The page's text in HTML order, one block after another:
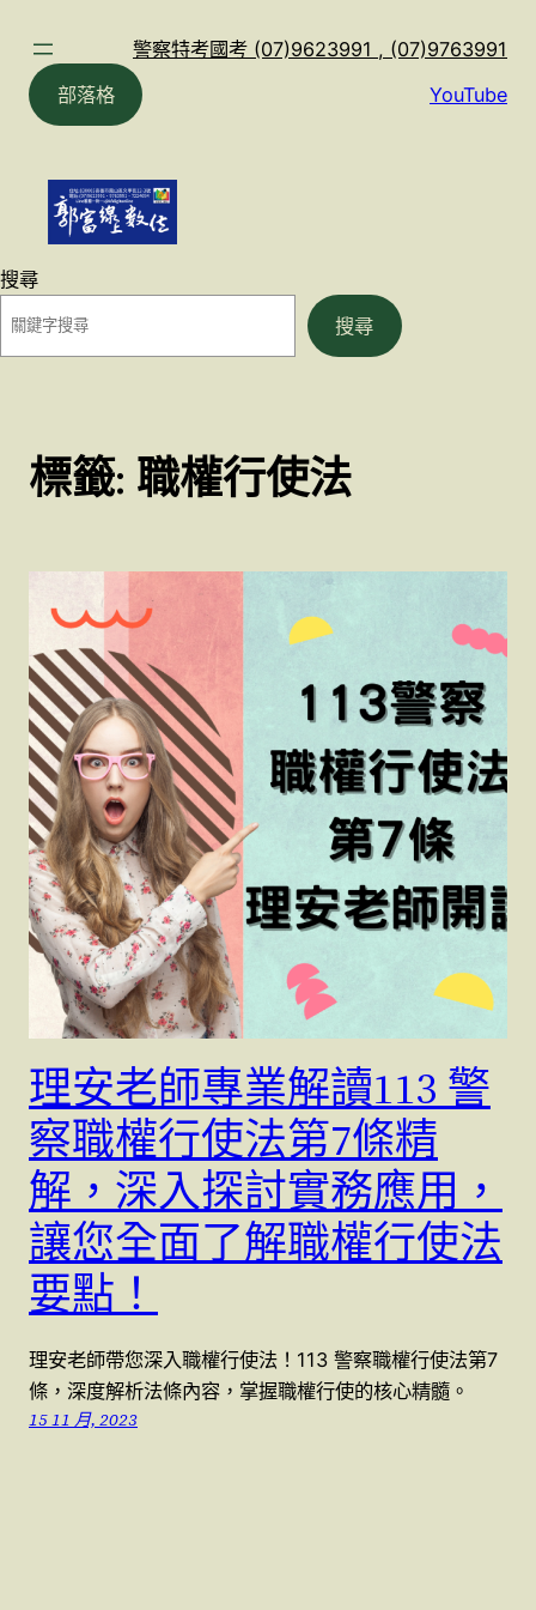
警察特考國考 (07)9623991 , (07)9763991
部落格
YouTube
搜尋
搜尋
標籤: 職權行使法
理安老師專業解讀113 警
察職權行使法第7條精
解，深入探討實務應用，
讓您全面了解職權行使法
要點！
理安老師帶您深入職權行使法！113 警察職權行使法第7
條，深度解析法條內容，掌握職權行使的核心精髓。
15 11 月, 2023